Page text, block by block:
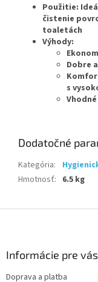
Použitie:
čistenie
toaletách
Výhody:
Dobre
s
Dodatočné
Kategória:
Hmotnosť: 6.5 kg
Informácie pre vás
Doprava a platba